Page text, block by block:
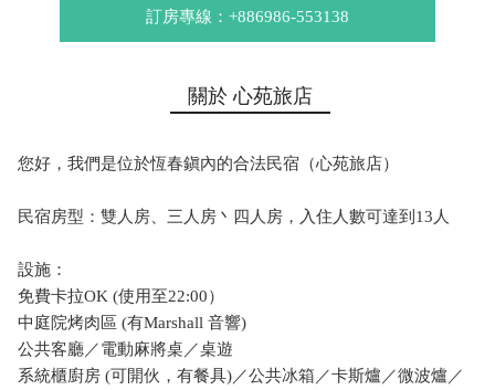
訂房專線：+886986-553138
關於 心苑旅店
您好，我們是位於恆春鎭內的合法民宿（心苑旅店）
民宿房型：雙人房、三人房丶四人房，入住人數可達到13人
設施：
免費卡拉OK (使用至22:00）
中庭院烤肉區 (有Marshall 音響)
公共客廳／電動麻將桌／桌遊
系統櫃廚房 (可開伙，有餐具)／公共冰箱／卡斯爐／微波爐／